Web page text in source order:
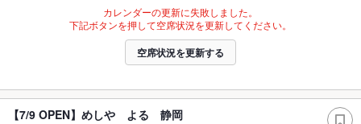
カレンダーの更新に失敗しました。
下記ボタンを押して空席状況を更新してください。
空席状況を更新する
【7/9 OPEN】めしや よる 静岡